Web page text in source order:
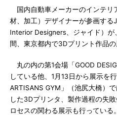
国内自動車メーカーのインテリ
材、加工）デザイナーが参画す
Interior Designers、ジャイド）が
間、東京都内で3Dプリント作品の
丸の内の第1会場「GOOD
している他、1月13日から展示を
ARTISANS GYM」（池尻大橋）
した3Dプリンタ、製作過程の失
ロセスの関わる展示も行っている